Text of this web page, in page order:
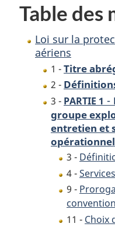
Table des
Loi sur la
aériens
1 -Titre
2 -
3 - PARTIE 1 -
groupe
entretien et
opérationnel
3 -
4 -
9 -
11 - Choix